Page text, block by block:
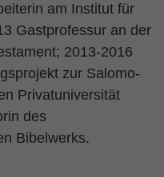
am Institut für
Gastprofessur an der
2013-2016
zur Salomo-
Privatuniversität
des
Bibelwerks.